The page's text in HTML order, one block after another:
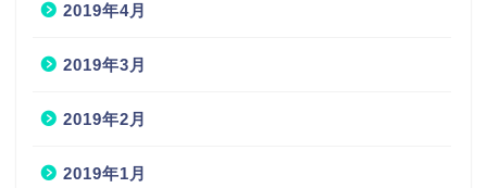
2019年4月
2019年3月
2019年2月
2019年1月